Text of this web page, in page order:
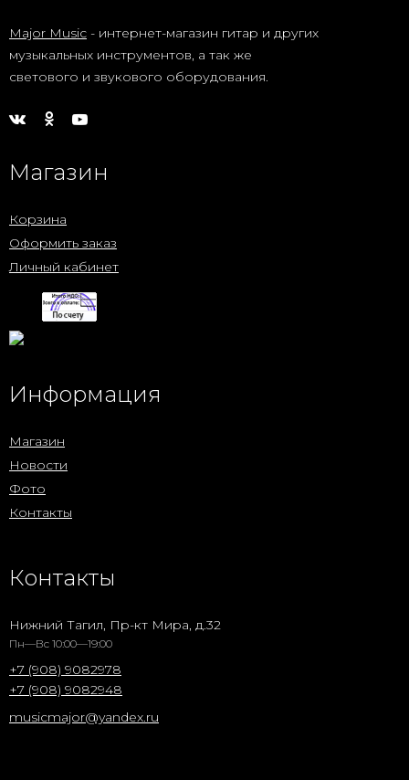
Major Music - интернет-магазин гитар и других
музыкальных инструментов, а так же
светового и звукового оборудования.
Магазин
Корзина
Оформить заказ
Личный кабинет
Информация
Магазин
Новости
Фото
Контакты
Контакты
Нижний Тагил, Пр-кт Мира, д.32
Пн—Вс 10:00—19:00
+7 (908) 9082978
+7 (908) 9082948
musicmajor@yandex.ru